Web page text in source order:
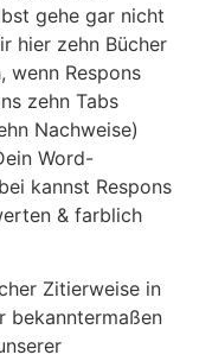
gehe gar nicht
hier zehn Bücher
wenn Respons
zehn Tabs
Nachweise)
Word-
kannst Respons
& farblich
Zitierweise in
bekanntermaßen